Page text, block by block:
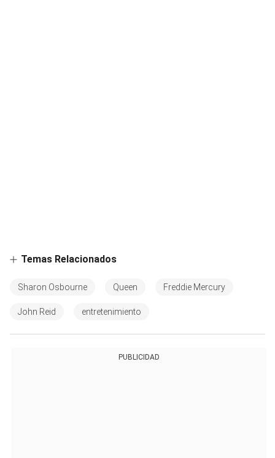
Temas Relacionados
Sharon Osbourne Queen Freddie Mercury
John Reid entretenimiento
PUBLICIDAD